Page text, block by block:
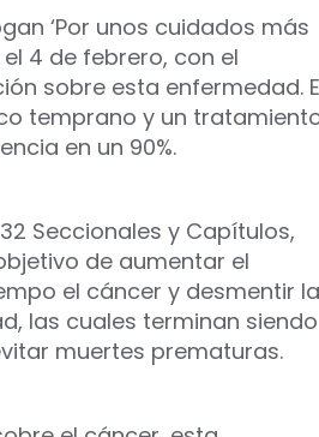
‘Por unos cuidados más
4 de febrero, con el
sobre esta enfermedad.
temprano y un
en un 90%.
Seccionales y Capítulos,
de aumentar el
el cáncer y desmentir la
las cuales terminan siendo
muertes prematuras.